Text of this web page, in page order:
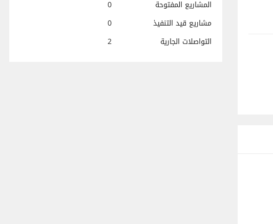
المشاريع المفتوحة
0
مشاريع قيد التنفيذ
0
التواصلات الجارية
2